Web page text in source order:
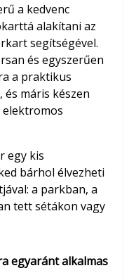
a kedvenc
alakítani az
segítségével.
és egyszerűen
a praktikus
máris készen
elektromos
egy kis
bárhol élvezheti
a parkban, a
tett sétákon vagy
egyaránt alkalmas